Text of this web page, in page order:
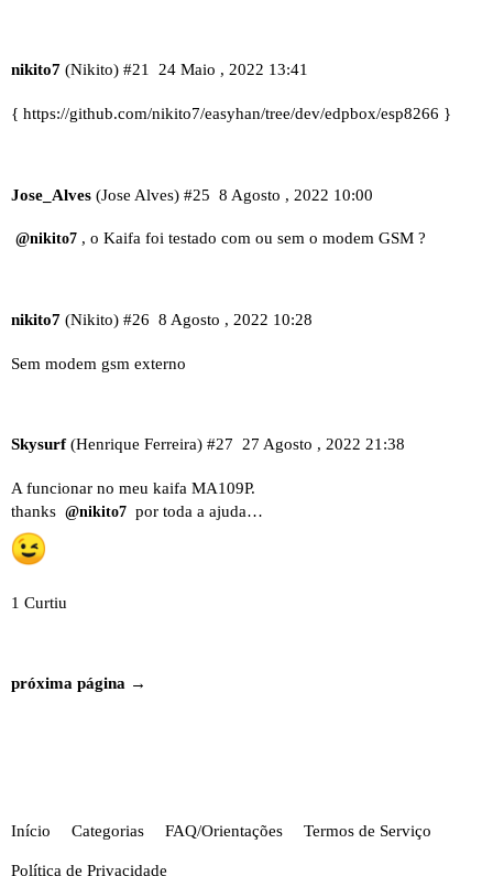
nikito7 (Nikito) 24 Maio , 2022 13:41
#21
{ https://github.com/nikito7/easyhan/tree/dev/edpbox/esp8266 }
Jose_Alves (Jose Alves) 8 Agosto , 2022 10:00
#25
@nikito7 , o Kaifa foi testado com ou sem o modem GSM ?
nikito7 (Nikito) 8 Agosto , 2022 10:28
#26
Sem modem gsm externo
Skysurf(Henrique Ferreira) 27 Agosto , 2022 21:38
#27
A funcionar no meu kaifa MA109P.
thanks @nikito7 por toda a ajuda…
1 Curtiu
próxima página →
Início Categorias FAQ/Orientações Termos de Serviço
Política de Privacidade